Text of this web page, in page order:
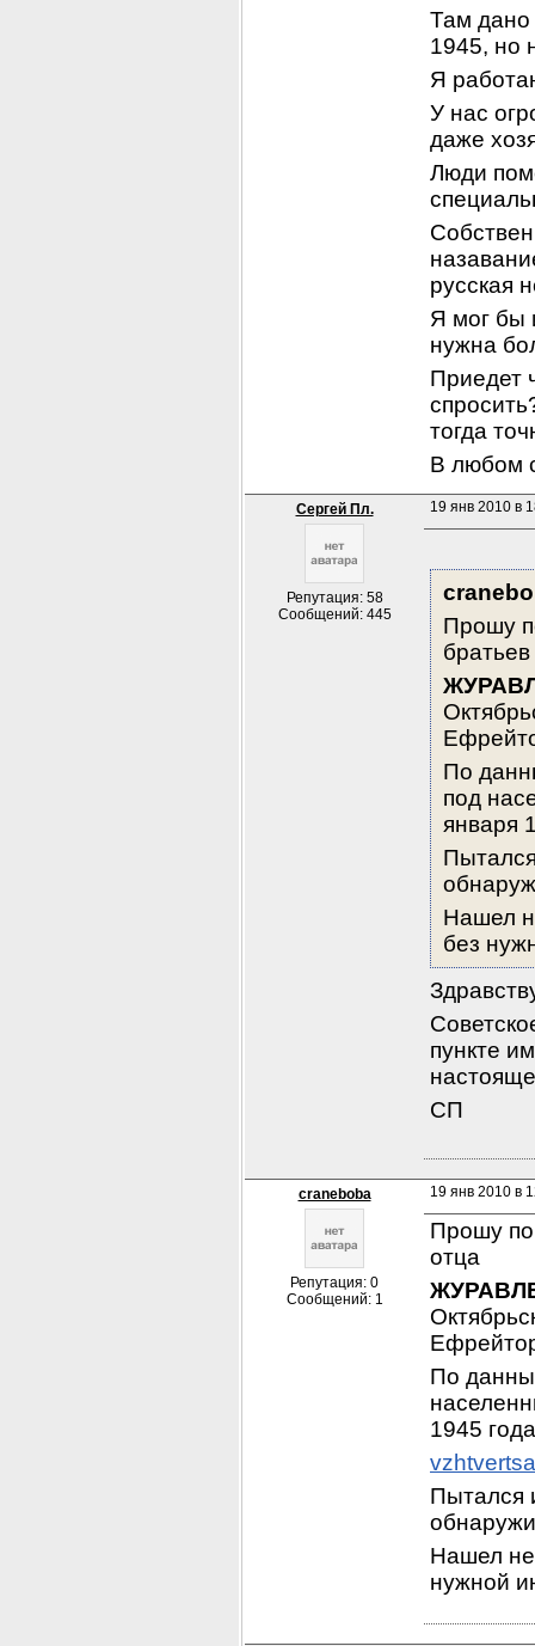
Там дано
1945, но
Я
У нас
даже
Люди
русская
Я мог бы
нужна
Приедет
тогда
В любом
Сергей Пл.
Репутация: 58
Сообщений: 445
19 янв 2010 в
Прошу
По
под
января
Нашел
без
пункте
СП
craneboba
Репутация: 0
Сообщений: 1
19 янв 2010 в
Прошу
отца
По
1945
Пытался
Нашел
нужной